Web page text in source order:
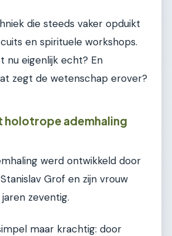
die steeds vaker opduikt
en spirituele workshops.
nu eigenlijk echt? En
zegt de wetenschap erover?
holotrope ademhaling
werd ontwikkeld door
Grof en zijn vrouw
zeventig.
maar krachtig: door